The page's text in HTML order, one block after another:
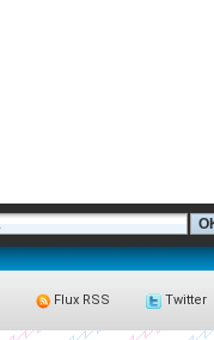
Flux RSS Twitter